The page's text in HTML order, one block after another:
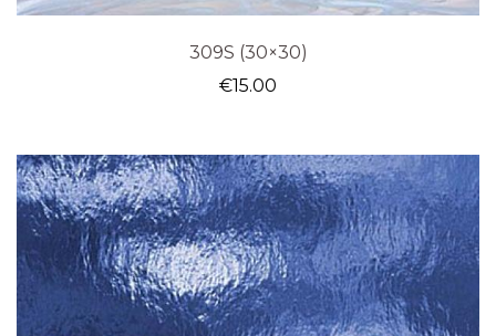
309S (30×30)
€15.00